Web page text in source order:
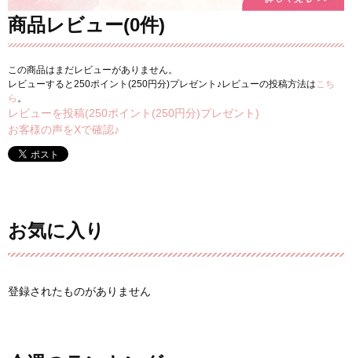
商品レビュー(0件)
この商品はまだレビューがありません。
レビューすると250ポイント(250円分)プレゼント♪レビューの投稿方法は こち
ら 。
レビューを投稿(250ポイント(250円分)プレゼント)
お客様の声をXで確認♪
お気に入り
登録されたものがありません